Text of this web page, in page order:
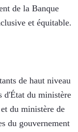
de la Banque
et équitable.
de haut niveau
d'État du ministère
du ministère de
du gouvernement